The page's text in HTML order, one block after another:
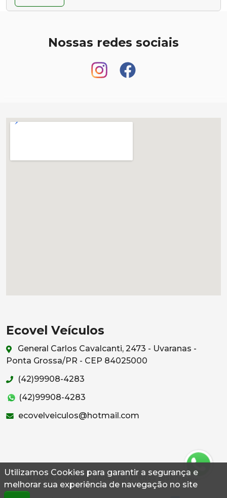
Utilizamos Cookies para garantir a segurança e
melhorar sua experiência de navegação no site
Nossas redes sociais
Ecovel Veículos
General Carlos Cavalcanti, 2473 - Uvaranas -
Ponta Grossa/PR - CEP 84025000
(42)99908-4283
(42)99908-4283
ecovelveiculos@hotmail.com
© 2026 Autoconf. Todos os direitos reservados.